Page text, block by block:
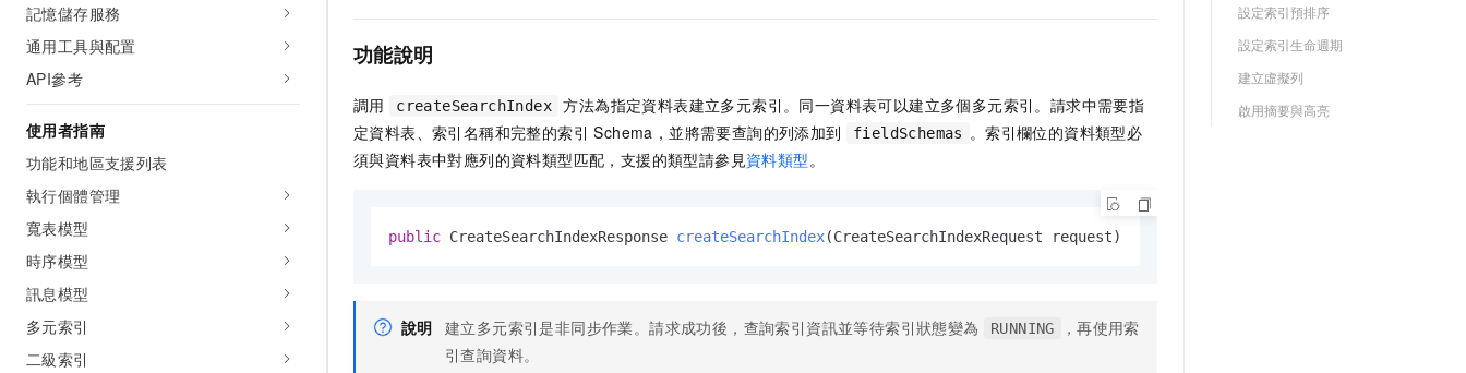
記憶儲存服務
通用工具與配置
API參考
使用者指南
功能和地區支援列表
執行個體管理
寬表模型
時序模型
訊息模型
多元索引
二級索引
功能說明
調用 createSearchIndex
方法為指定資料表建立多元索引。同一資料表可以建立多個多元索引。請求中需要指
定資料表、索引名稱和完整的索引 Schema，並將需要查詢的列添加到
fieldSchemas 。索引欄位的資料類型必
須與資料表中對應列的資料類型匹配，支援的類型請參見資料類型。
public CreateSearchIndexResponse createSearchIndex(CreateSearchIndexRequest request)
說明 建立多元索引是非同步作業。請求成功後，查詢索引資訊並等待索引狀態變為 RUNNING
，再使用索
引查詢資料。
設定索引預排序
設定索引生命週期
建立虛擬列
啟用摘要與高亮